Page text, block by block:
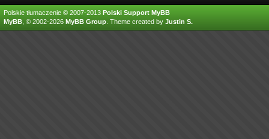
Polskie tłumaczenie © 2007-2013 Polski Support MyBB
MyBB , © 2002-2026 MyBB Group Theme created by Justin S.